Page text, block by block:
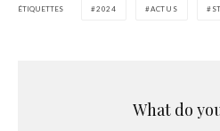
ÉTIQUETTES 2024 ACTUS
What do